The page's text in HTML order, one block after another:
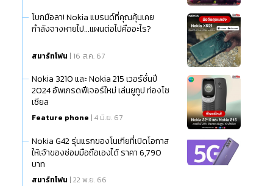
โบกมือลา! Nokia แบรนด์ที่คุณคุ้นเคย
กำลังจางหายไป...แผนต่อไปคืออะไร?
สมาร์ทโฟน | 16 ส.ค. 67
Nokia 3210 และ Nokia 215 เวอร์ชั่นปี
2024 อัพเกรดฟีเจอร์ใหม่ เล่นยูทูป ท่องโซ
เชียล
Feature phone | 4 มิ.ย. 67
Nokia G42 รุ่นแรกของโนเกียที่เปิดโอกาส
ให้เจ้าของซ่อมมือถือเองได้ ราคา 6,790
บาท
สมาร์ทโฟน | 22 พ.ย. 66